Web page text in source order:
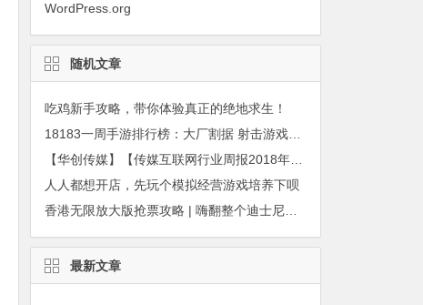
WordPress.org
随机文章
吃鸡新手攻略，带你体验真正的绝地求生！
18183一周手游排行榜：大厂割据 射击游戏升温（12.24-12.30）
【华创传媒】【传媒互联网行业周报2018年第3期】
人人都想开店，先玩个模拟经营游戏培养下呗
香港无限放大版抢票攻略 | 嗨翻整个迪士尼停车场！
最新文章